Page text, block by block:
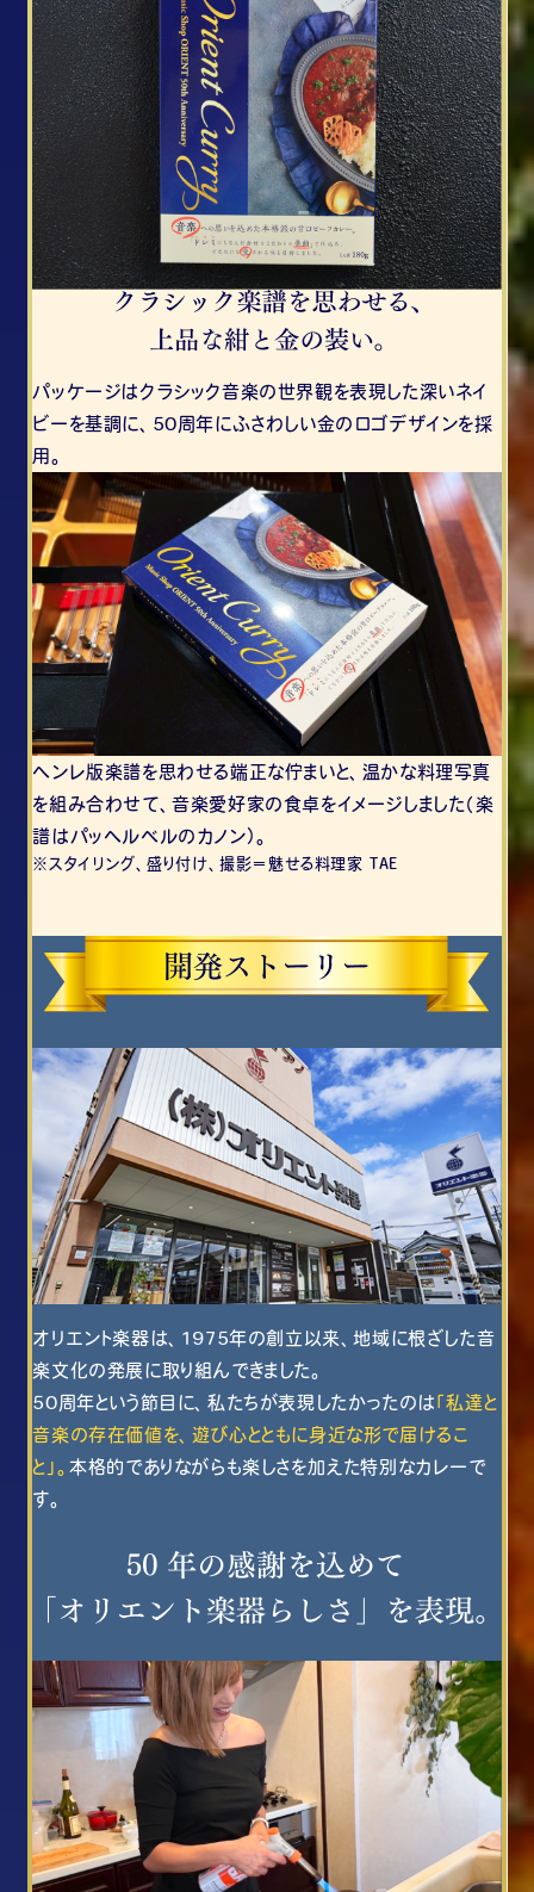
パッケージはクラシック音楽の世界観を表現した深いネイ
ビーを基調に、50周年にふさわしい金のロゴデザインを採
用。
ヘンレ版楽譜を思わせる端正な佇まいと、温かな料理写真
を組み合わせて、音楽愛好家の食卓をイメージしました（楽
譜はパッヘルベルのカノン）。
スタイリング、盛り付け、撮影＝魅せる料理家 TAE
オリエント楽器は、1975年の創立以来、地域に根ざした音
楽文化の発展に取り組んできました。
50周年という節目に、私たちが表現したかったのは
「私達と
音楽の存在価値を、遊び心とともに身近な形で届けるこ
と」。本格的でありながらも楽しさを加えた特別なカレーで
す。